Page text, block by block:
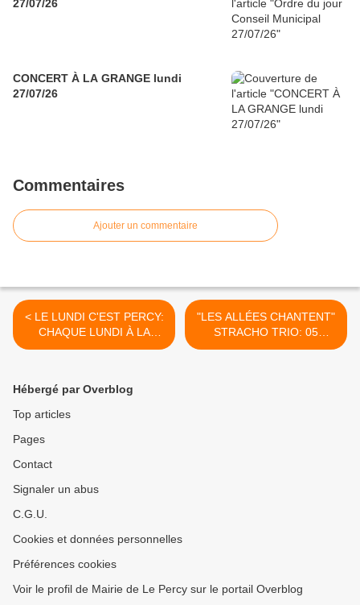
27/07/26
CONCERT À LA GRANGE lundi
27/07/26
Commentaires
Ajouter un commentaire
< LE LUNDI C'EST PERCY:
CHAQUE LUNDI À LA
GRANGE DU PERCY
"LES ALLÉES CHANTENT"
STRACHO TRIO: 05
FEVRIER - 17h00 - LA
Hébergé par Overblog
Top articles
Pages
Contact
Signaler un abus
C.G.U.
Cookies et données personnelles
Préférences cookies
Voir le profil de Mairie de Le Percy sur le portail Overblog